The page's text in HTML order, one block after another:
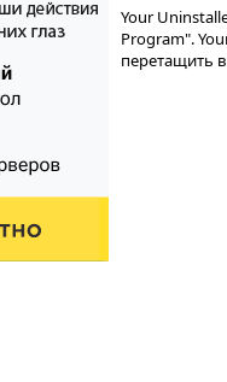
Your
Program".
перетащить